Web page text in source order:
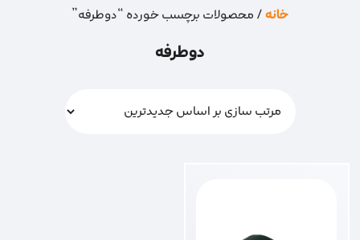
خانه/ محصولات برچسب خورده “دوطرفه”
دوطرفه